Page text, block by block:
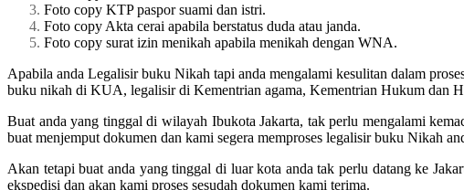
Foto copy KTP paspor suami dan istri.
Foto copy Akta cerai apabila berstatus duda atau janda.
Foto copy surat izin menikah apabila menikah dengan WNA.
Apabila anda Legalisir buku Nikah tapi anda mengalami kesulitan dalam
buku nikah di KUA, legalisir di Kementrian agama, Kementrian Hukum dan
Buat anda yang tinggal di wilayah Ibukota Jakarta, tak perlu mengalami
buat menjemput dokumen dan kami segera memproses legalisir buku Nikah
Akan tetapi buat anda yang tinggal di luar kota anda tak perlu datang ke
ekspedisi dan akan kami proses sesudah dokumen kami terima.